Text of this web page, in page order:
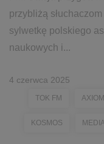
przybliżą
sylwetkę polskiego
naukowych i...
4 czerwca 2025
TOK FM
KOSMOS